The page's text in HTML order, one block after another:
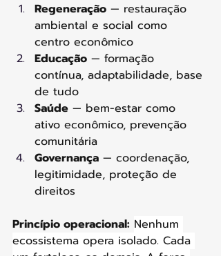
Regeneração — restauração
ambiental e social como
centro econômico
Educação — formação
contínua, adaptabilidade, base
de tudo
Saúde — bem-estar como
ativo econômico, prevenção
comunitária
Governança — coordenação,
legitimidade, proteção de
direitos
Princípio operacional: Nenhum
ecossistema opera isolado. Cada